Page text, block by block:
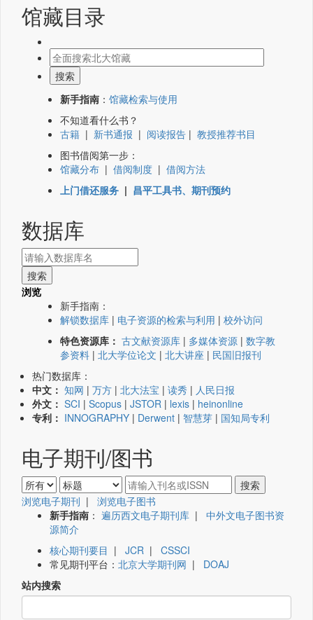
馆藏目录
新手指南 ： 馆藏检索与使用
不知道看什么书？
古籍 | 新书通报 | 阅读报告 | 教授推荐书目
图书借阅第一步：
馆藏分布 | 借阅制度 | 借阅方法
上门借还服务 | 昌平工具书、期刊预约
数据库
浏览
新手指南：
解锁数据库 | 电子资源的检索与利用 | 校外访问
特色资源库： 古文献资源库 | 多媒体资源 | 数字教
参资料 | 北大学位论文 | 北大讲座 | 民国旧报刊
热门数据库：
中文： 知网 | 万方 | 北大法宝 | 读秀 | 人民日报
外文： SCI | Scopus | JSTOR | lexis | heinonline
专利： INNOGRAPHY | Derwent | 智慧芽 | 国知局专利
电子期刊/图书
浏览电子期刊 | 浏览电子图书
新手指南 ： 遍历西文电子期刊库 | 中外文电子图书资
源简介
核心期刊要目 | JCR | CSSCI
常见期刊平台： 北京大学期刊网 | DOAJ
站内搜索